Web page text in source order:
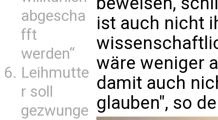
abgescha
fft
werden“
Leihmutte
r soll
gezwunge
ist auch nicht
wäre weniger
damit auch
glauben", so